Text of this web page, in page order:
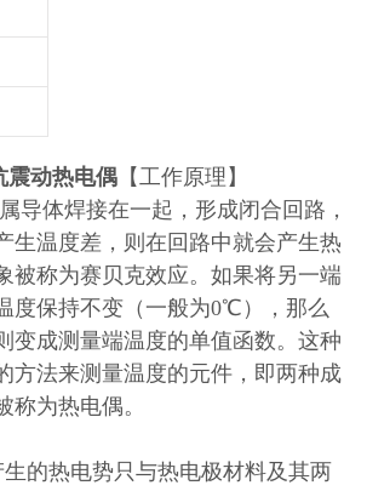
震动热电偶 【工作原理】
导体焊接在一起，形成闭合回路，
生温度差，则在回路中就会产生热
被称为赛贝克效应。如果将另一端
度保持不变（一般为0℃），那么
变成测量端温度的单值函数。这种
方法来测量温度的元件，即两种成
称为热电偶。
的热电势只与热电极材料及其两